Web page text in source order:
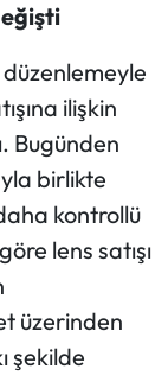
düzenlemeyle
ilişkin
Bugünden
birlikte
kontrollü
lens satışı
üzerinden
şekilde